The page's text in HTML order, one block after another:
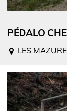
PÉDALO
LES